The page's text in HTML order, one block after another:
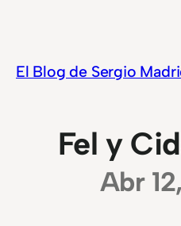
contenido
El Blog de Sergio
Fel y
Abr